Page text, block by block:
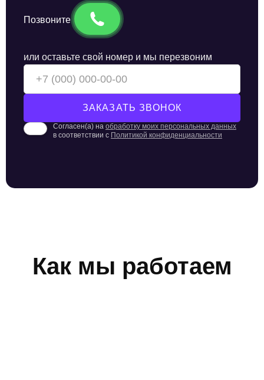
Позвоните
или оставьте свой номер и мы перезвоним
Согласен(а) на обработку моих персональных данных
в соответствии с Политикой конфиденциальности
Как мы работаем